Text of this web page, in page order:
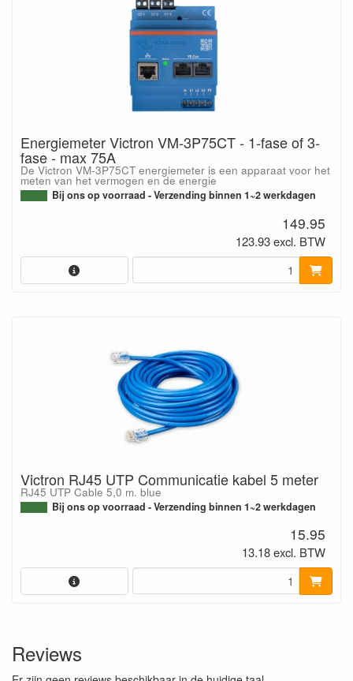
Energiemeter Victron VM-3P75CT - 1-fase of 3-
fase - max 75A
De Victron VM-3P75CT energiemeter is een apparaat voor het
meten van het vermogen en de energie
Bij ons op voorraad - Verzending binnen 1~2 werkdagen
149.95
123.93 excl. BTW
Victron RJ45 UTP Communicatie kabel 5 meter
RJ45 UTP Cable 5,0 m. blue
Bij ons op voorraad - Verzending binnen 1~2 werkdagen
15.95
13.18 excl. BTW
Reviews